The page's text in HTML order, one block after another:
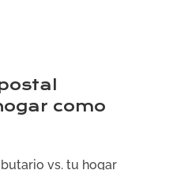
como
vs. tu hogar